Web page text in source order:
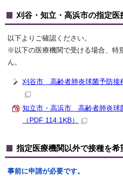
刈谷・知立・高浜市の指定医
以下よりご確認ください。
※以下の医療機関で受ける場合、特
ん。
刈谷市 高齢者肺炎球菌予防接
知立市・高浜市 高齢者肺炎球
（PDF 114.1KB）
指定医療機関以外で接種を希
事前に申請が必要です。